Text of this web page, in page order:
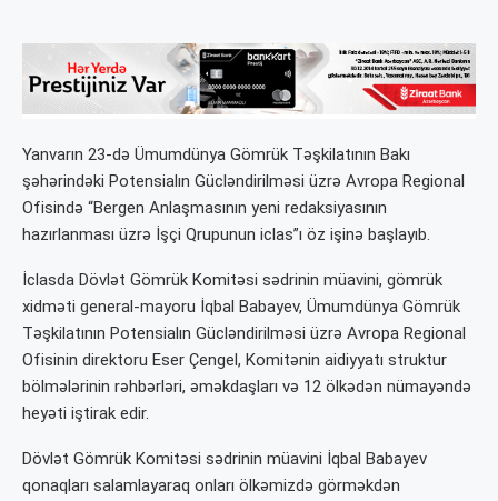
Yanvarın 23-də Ümumdünya Gömrük Təşkilatının Bakı
şəhərindəki Potensialın Gücləndirilməsi üzrə Avropa Regional
Ofisində “Bergen Anlaşmasının yeni redaksiyasının
hazırlanması üzrə İşçi Qrupunun iclas”ı öz işinə başlayıb.
İclasda Dövlət Gömrük Komitəsi sədrinin müavini, gömrük
xidməti general-mayoru İqbal Babayev, Ümumdünya Gömrük
Təşkilatının Potensialın Gücləndirilməsi üzrə Avropa Regional
Ofisinin direktoru Eser Çengel, Komitənin aidiyyatı struktur
bölmələrinin rəhbərləri, əməkdaşları və 12 ölkədən nümayəndə
heyəti iştirak edir.
Dövlət Gömrük Komitəsi sədrinin müavini İqbal Babayev
qonaqları salamlayaraq onları ölkəmizdə görməkdən